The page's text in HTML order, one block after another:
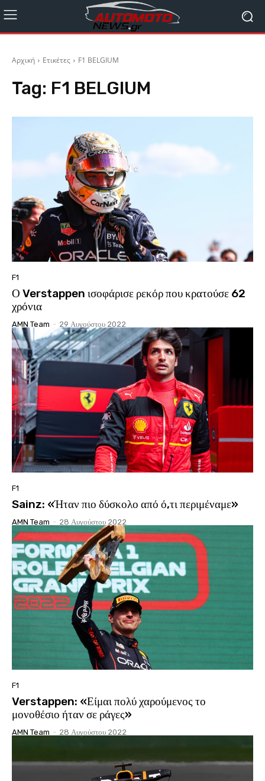
Αρχική Ετικέτες F1 BELGIUM
Tag: F1 BELGIUM
F1
Ο Verstappen ισοφάρισε ρεκόρ που κρατούσε 62
χρόνια
AMN Team - 29 Αυγούστου 2022
F1
Sainz: «Ήταν πιο δύσκολο από ό,τι περιμέναμε»
AMN Team - 28 Αυγούστου 2022
F1
Verstappen: «Είμαι πολύ χαρούμενος το
μονοθέσιο ήταν σε ράγες»
AMN Team - 28 Αυγούστου 2022